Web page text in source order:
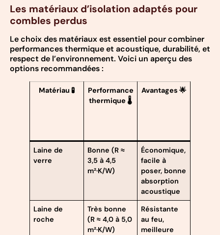
Les matériaux d’isolation adaptés pour
combles perdus
Le choix des matériaux est essentiel pour combiner
performances thermique et acoustique, durabilité, et
respect de l’environnement. Voici un aperçu des
options recommandées :
Matériau 🧪
Performance
thermique 🌡️
Avantages 🌟
Laine de
verre
Bonne (R ≈
3,5 à 4,5
m²·K/W)
Économique,
facile à
poser, bonne
absorption
acoustique
Laine de
roche
Très bonne
(R ≈ 4,0 à 5,0
m²·K/W)
Résistante
au feu,
meilleure